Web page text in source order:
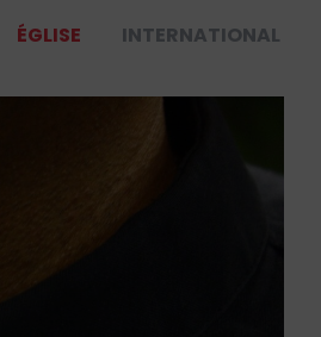
ÉGLISE INTERNATIONAL